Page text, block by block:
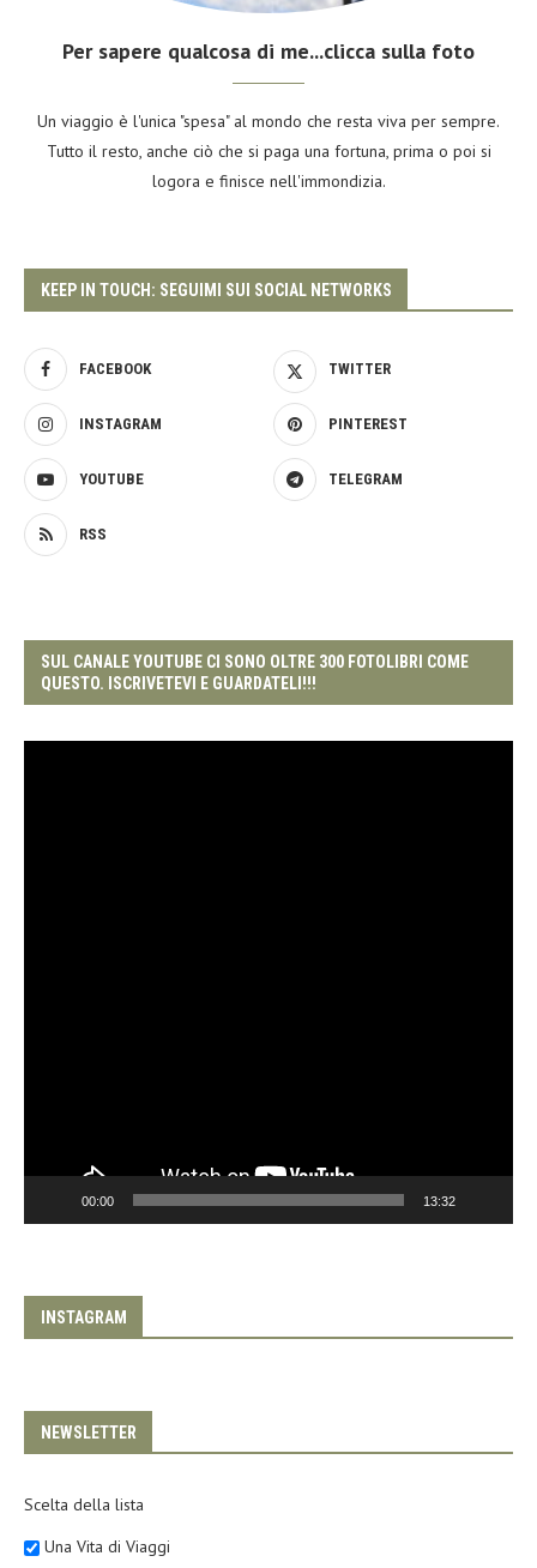
Per sapere qualcosa di me...clicca sulla foto
Un viaggio è l'unica "spesa" al mondo che resta viva per sempre.
Tutto il resto, anche ciò che si paga una fortuna, prima o poi si
logora e finisce nell'immondizia.
KEEP IN TOUCH: SEGUIMI SUI SOCIAL NETWORKS
FACEBOOK TWITTER
INSTAGRAM PINTEREST
YOUTUBE TELEGRAM
RSS
SUL CANALE YOUTUBE CI SONO OLTRE 300 FOTOLIBRI COME
QUESTO. ISCRIVETEVI E GUARDATELI!!!
00:00 13:32
INSTAGRAM
NEWSLETTER
Scelta della lista
Una Vita di Viaggi